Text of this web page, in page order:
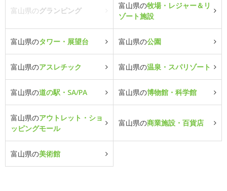
富山県のグランピング
富山県の牧場・レジャー＆リ
ゾート施設
富山県のタワー・展望台 富山県の公園
富山県のアスレチック 富山県の温泉・スパリゾート
富山県の道の駅・SA/PA 富山県の博物館・科学館
富山県のアウトレット・ショ
ッピングモール
富山県の商業施設・百貨店
富山県の美術館